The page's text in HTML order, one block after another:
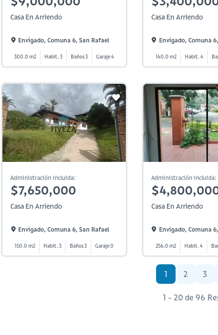
Casa En Arriendo
Envigado, Comuna 6, San Rafael
300.0 m2 Habit. 3 Baños 3 Garaje 4
Casa En Arriendo
Envigado, Comuna
140.0 m2 Habit. 4
Administración incluida:
$7,650,000
Casa En Arriendo
Envigado, Comuna 6, San Rafael
150.0 m2 Habit. 3 Baños 3 Garaje 0
Administración incluida:
Casa En Arriendo
Envigado, Comuna
256.0 m2 Habit. 4
1 2 3
1 - 20 de 96